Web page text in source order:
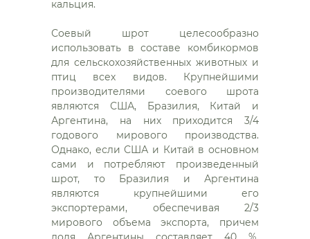
кальция.
Соевый шрот целесообразно
использовать в составе комбикормов
для сельскохозяйственных животных и
птиц всех видов. Крупнейшими
производителями соевого шрота
являются США, Бразилия, Китай и
Аргентина, на них приходится 3/4
годового мирового производства.
Однако, если США и Китай в основном
сами и потребляют произведенный
шрот, то Бразилия и Аргентина
являются крупнейшими его
экспортерами, обеспечивая 2/3
мирового объема экспорта, причем